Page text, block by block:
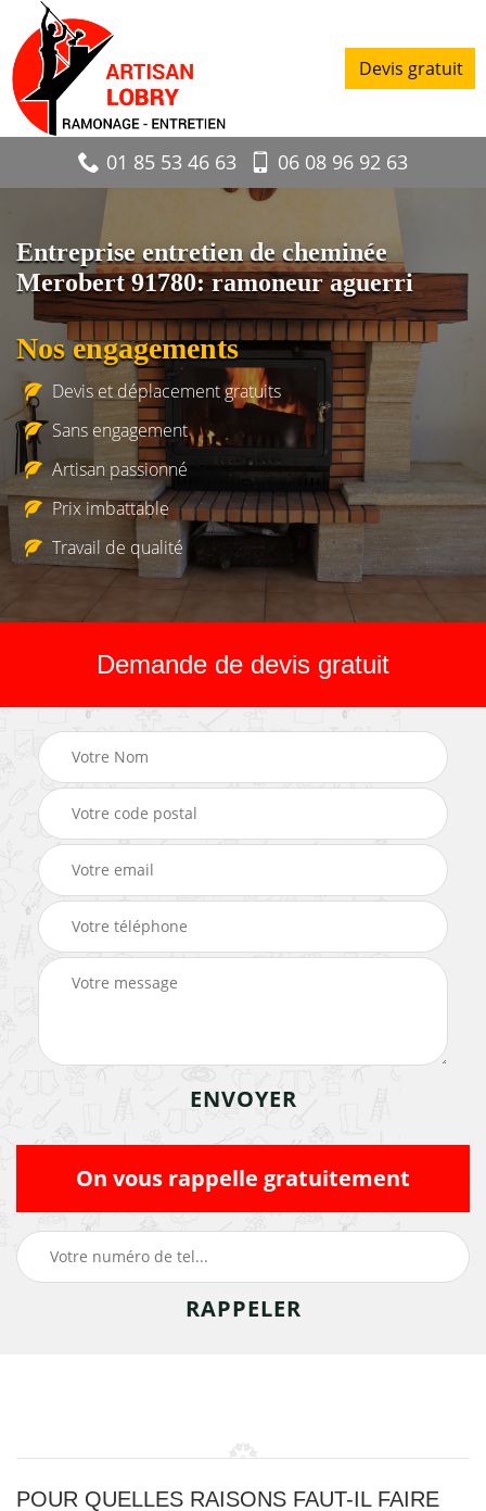
Devis gratuit
01 85 53 46 63 06 08 96 92 63
Entreprise entretien de cheminée
Merobert 91780: ramoneur aguerri
Nos engagements
Devis et déplacement gratuits
Sans engagement
Artisan passionné
Prix imbattable
Travail de qualité
Demande de devis gratuit
On vous rappelle gratuitement
POUR QUELLES RAISONS FAUT-IL FAIRE